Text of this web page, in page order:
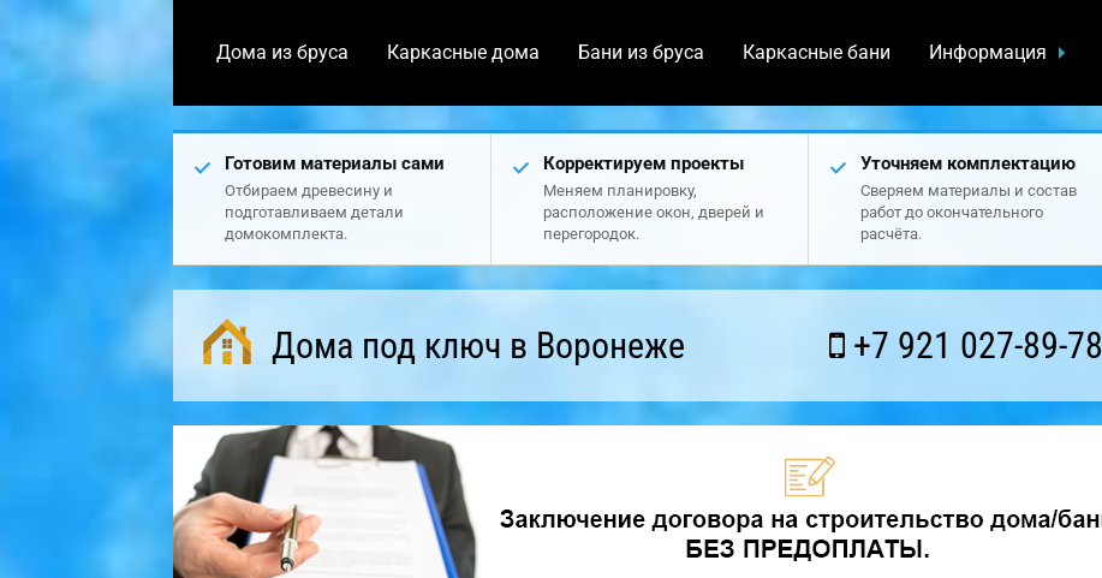
Дома из бруса Каркасные дома Бани из бруса Каркасные бани Информация
Готовим материалы сами
Отбираем древесину и
подготавливаем детали
домокомплекта.
Корректируем проекты
Меняем планировку,
расположение окон, дверей и
перегородок.
Уточняем комплектацию
Сверяем материалы и состав
работ до окончательного
расчёта.
Дома под ключ в Воронеже +7 921 027-89-78